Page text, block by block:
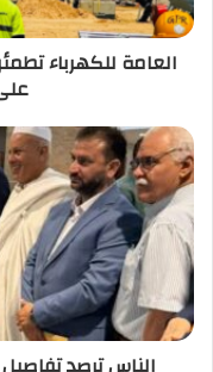
ت
ر
العامة للكهرباء